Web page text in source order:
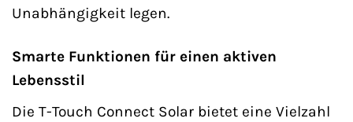
Unabhängigkeit legen.
Smarte Funktionen für einen aktiven
Lebensstil
Die T-Touch Connect Solar bietet eine Vielzahl